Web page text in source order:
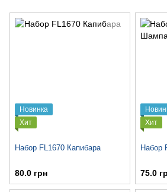
Новинка
Хит
Набор FL1670 Капибара
80.0 грн
Хит
Набор
75.0